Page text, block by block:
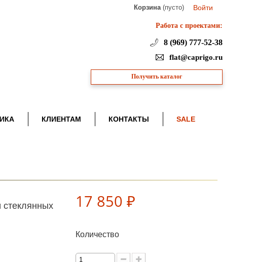
Войти
Корзина (пусто)
Работа с проектами:
8 (969) 777-52-38
flat@caprigo.ru
Получить каталог
КЛИЕНТАМ КОНТАКТЫ SALE
стеклянных
17 850 ₽
Количество